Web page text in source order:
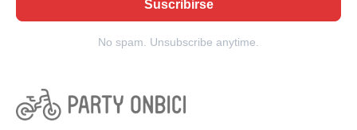
Suscribirse
No spam. Unsubscribe anytime.